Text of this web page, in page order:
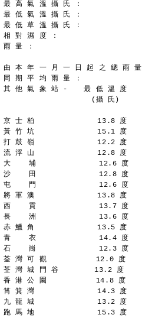
最 高 氣 溫 攝 氏 ：
最 低 氣 溫 攝 氏 ：
最 低 草 溫 攝 氏 ：
相 對 濕 度 ：
雨 量 ：
由 本 年 一 月 一 日 起 之 總 雨
同 期 平 均 雨 量 ：
其 他 氣 象 站 - 　 最 低 溫 度
(攝 氏)　　 　   　
京 士 柏              13.8 度
黃 竹 坑              15.1 度
打 鼓 嶺              12.2 度
流 浮 山              12.8 度
大    埔              12.6 度
沙    田              12.8 度
屯    門              12.6 度
將 軍 澳              13.8 度
西    貢              13.7 度
長    洲              13.6 度
赤 鱲 角              13.5 度
青    衣              14.4 度
石    崗              12.3 度
荃 灣 可 觀           12.0 度
荃 灣 城 門 谷        13.2 度
香 港 公 園           14.8 度
筲 箕 灣              14.3 度
九 龍 城              13.2 度
跑 馬 地              15.3 度